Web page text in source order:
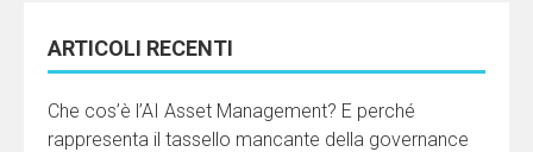
ARTICOLI RECENTI
Che cos’è l’AI Asset Management? E perché
rappresenta il tassello mancante della governance